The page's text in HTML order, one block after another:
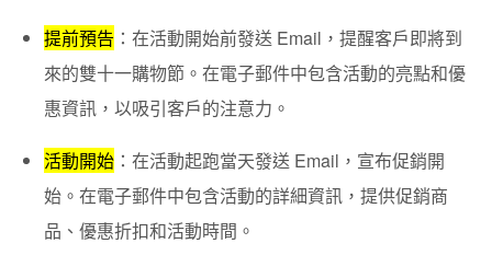
提前預告 ：在活動開始前發送 Email，提醒客戶即將到
來的雙十一購物節。在電子郵件中包含活動的亮點和優
惠資訊，以吸引客戶的注意力。
活動開始 ：在活動起跑當天發送 Email，宣布促銷開
始。在電子郵件中包含活動的詳細資訊，提供促銷商
品、優惠折扣和活動時間。